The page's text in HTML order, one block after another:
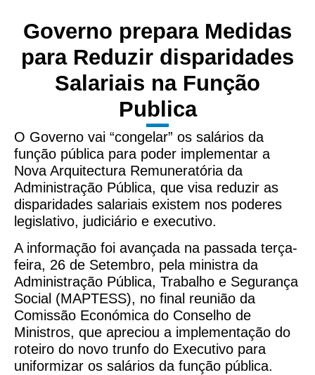
Governo prepara Medidas
para Reduzir disparidades
Salariais na Função
Publica
O Governo vai “congelar” os salários da
função pública para poder implementar a
Nova Arquitectura Remuneratória da
Administração Pública, que visa reduzir as
disparidades salariais existem nos poderes
legislativo, judiciário e executivo.
A informação foi avançada na passada terça-
feira, 26 de Setembro, pela ministra da
Administração Pública, Trabalho e Segurança
Social (MAPTESS), no final reunião da
Comissão Económica do Conselho de
Ministros, que apreciou a implementação do
roteiro do novo trunfo do Executivo para
uniformizar os salários da função pública.